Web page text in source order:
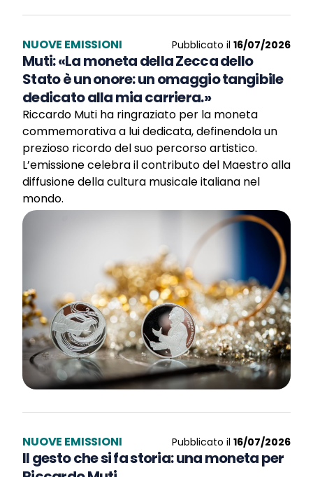
NUOVE EMISSIONI Pubblicato il 16/07/2026
Muti: «La moneta della Zecca dello
Stato è un onore: un omaggio tangibile
dedicato alla mia carriera.»
Riccardo Muti ha ringraziato per la moneta
commemorativa a lui dedicata, definendola un
prezioso ricordo del suo percorso artistico.
L’emissione celebra il contributo del Maestro alla
diffusione della cultura musicale italiana nel
mondo.
NUOVE EMISSIONI Pubblicato il 16/07/2026
Il gesto che si fa storia: una moneta per